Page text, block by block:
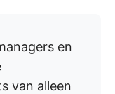
en
van alleen